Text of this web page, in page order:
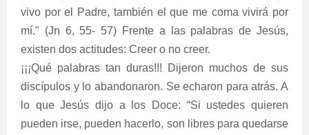
vivo por el Padre, también el que me coma vivirá por
mí." (Jn 6, 55- 57) Frente a las palabras de Jesús,
existen dos actitudes: Creer o no creer.
¡¡¡Qué palabras tan duras!!! Dijeron muchos de sus
discípulos y lo abandonaron. Se echaron para atrás. A
lo que Jesús dijo a los Doce: “Si ustedes quieren
pueden irse, pueden hacerlo, son libres para quedarse